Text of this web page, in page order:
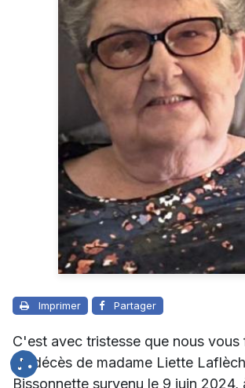
Imprimer Partager
C'est avec tristesse que nous vous
du décès de madame Liette
Bissonnette survenu le 9 juin 2024,